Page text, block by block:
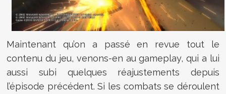
Maintenant qu’on a passé en revue tout le
contenu du jeu, venons-en au gameplay, qui a lui
aussi subi quelques réajustements depuis
l’épisode précédent. Si les combats se déroulent